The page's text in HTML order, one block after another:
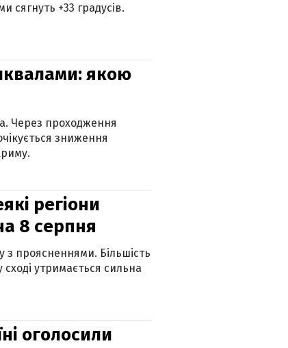
сягнуть +33 градусів.
якою
Через проходження
зниження
регіони
8 серпня
з проясненнями. Більшість
утримається сильна
оголосили